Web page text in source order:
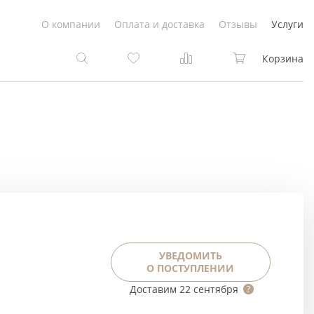
О компании Оплата и доставка Отзывы Услуги
Корзина
УВЕДОМИТЬ
О ПОСТУПЛЕНИИ
Доставим 22 сентября